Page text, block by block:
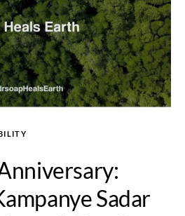
Sadar